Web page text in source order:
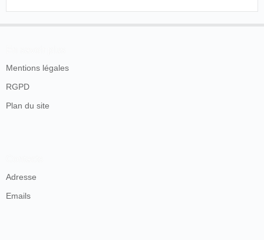
Mentions légales
RGPD
Plan du site
Adresse
Emails